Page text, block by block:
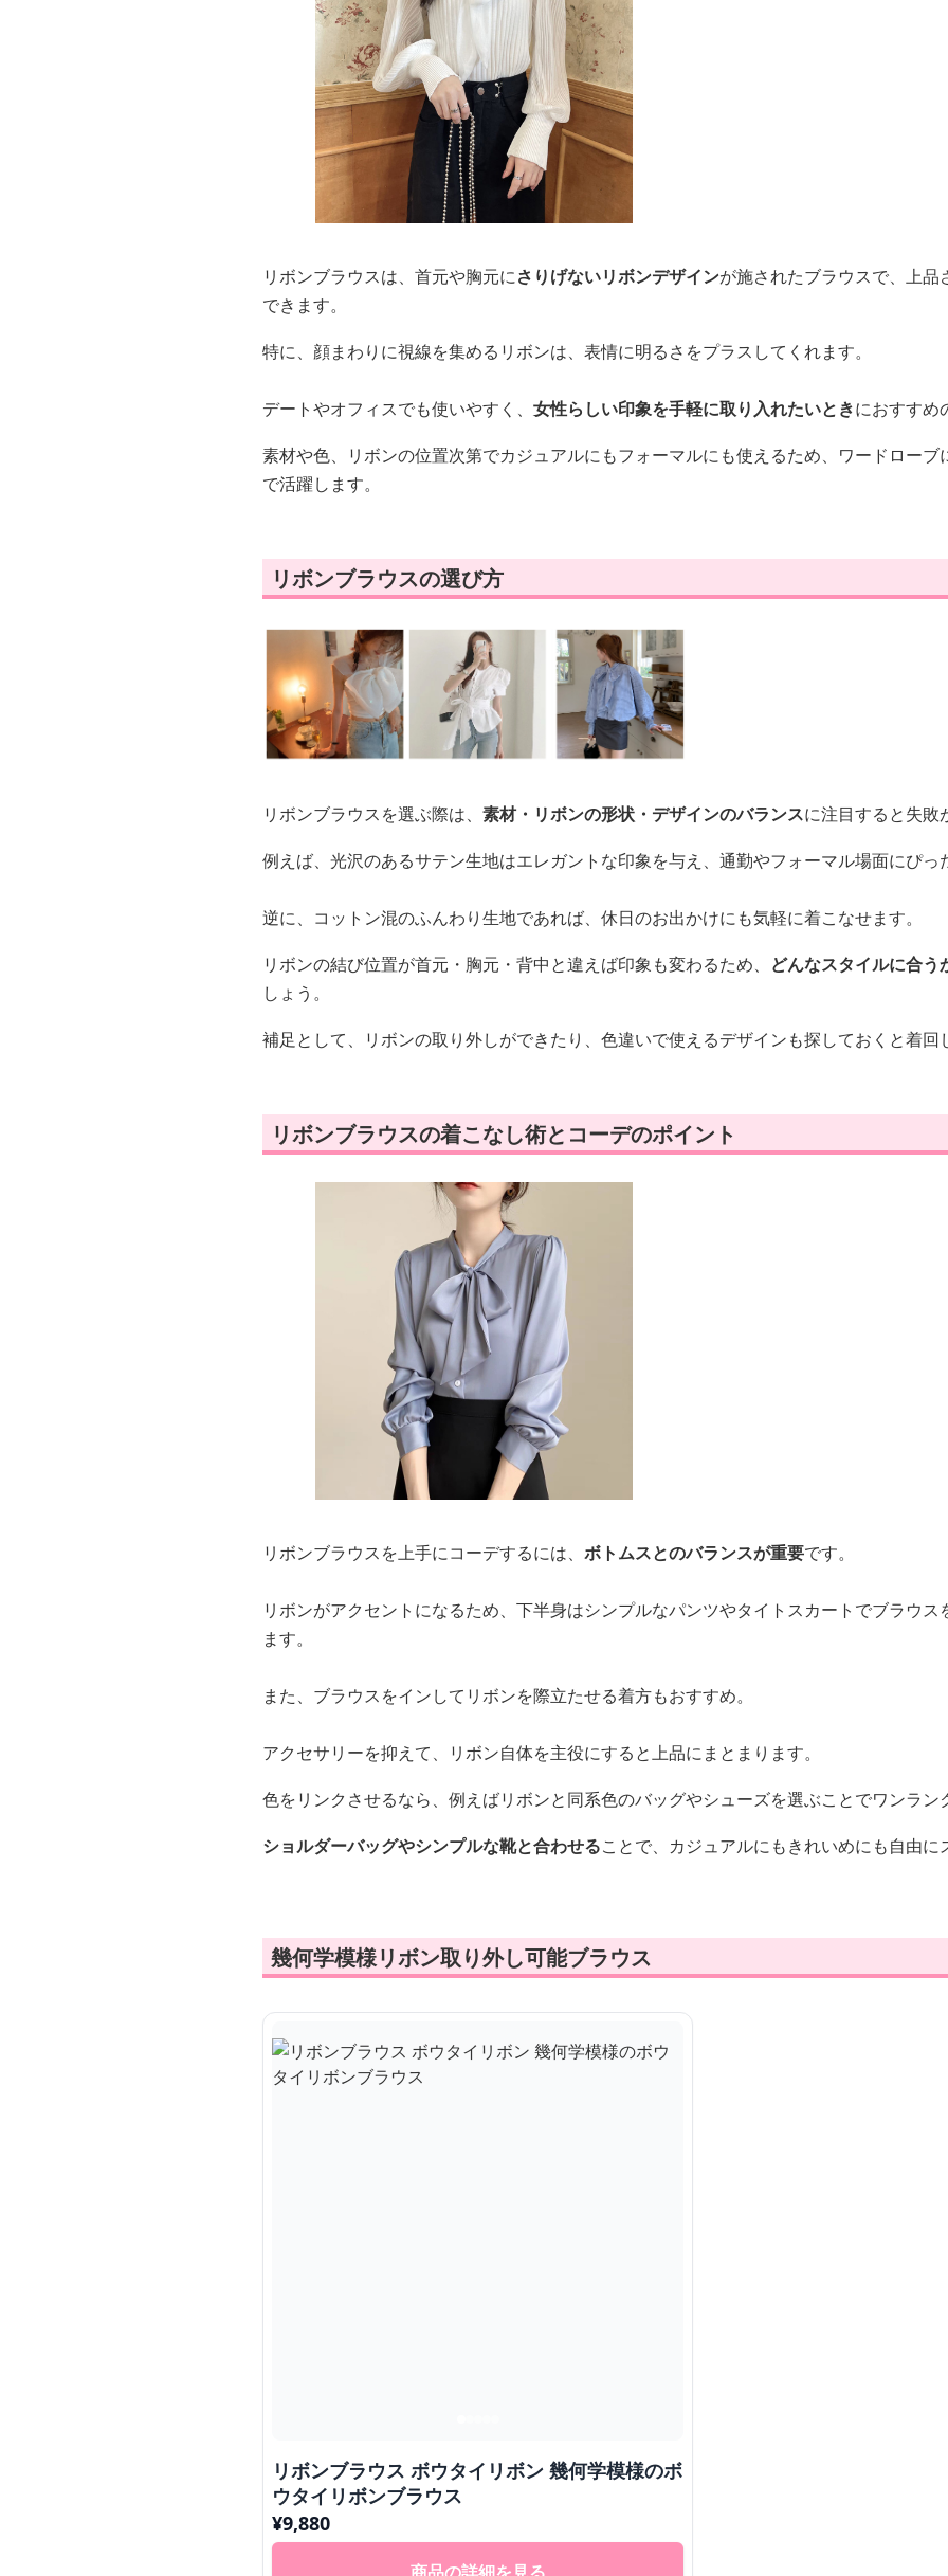
リボンブラウスは、首元や胸元にさりげないリボンデザインが施されたブラウスで、上
できます。
特に、顔まわりに視線を集めるリボンは、表情に明るさをプラスしてくれます。
デートやオフィスでも使いやすく、 女性らしい印象を手軽に取り入れたいときにおすすめ
素材や色、リボンの位置次第でカジュアルにもフォーマルにも使えるため、ワードローブ
で活躍します。
リボンブラウスの選び方
リボンブラウスを選ぶ際は、 素材・リボンの形状・デザインのバランスに注目すると失敗
例えば、光沢のあるサテン生地はエレガントな印象を与え、通勤やフォーマル場面にぴっ
逆に、コットン混のふんわり生地であれば、休日のお出かけにも気軽に着こなせます。
リボンの結び位置が首元・胸元・背中と違えば印象も変わるため、 どんなスタイルに合う
しょう。
補足として、リボンの取り外しができたり、色違いで使えるデザインも探しておくと着回
リボンブラウスの着こなし術とコーデのポイント
リボンブラウスを上手にコーデするには、 ボトムスとのバランスが重要です。
リボンがアクセントになるため、下半身はシンプルなパンツやタイトスカートでブラウス
ます。
また、ブラウスをインしてリボンを際立たせる着方もおすすめ。
アクセサリーを抑えて、リボン自体を主役にすると上品にまとまります。
色をリンクさせるなら、例えばリボンと同系色のバッグやシューズを選ぶことでワンラン
ショルダーバッグやシンプルな靴と合わせることで、カジュアルにもきれいめにも自由に
幾何学模様リボン取り外し可能ブラウス
リボンブラウス ボウタイリボン 幾何学模様のボ
ウタイリボンブラウス
¥9,880